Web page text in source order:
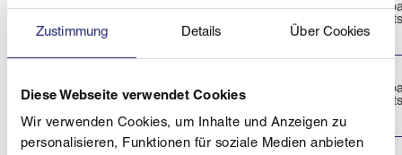
Zustimmung Details Über Cookies
Diese Webseite verwendet Cookies
Wir verwenden Cookies, um Inhalte und Anzeigen zu
personalisieren, Funktionen für soziale Medien anbieten
SCHÜLERMEISTERSCHAFTEN
19.03.2026
2026 ÖSV